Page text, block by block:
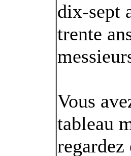
dix-sept
trente
Vous
tableau